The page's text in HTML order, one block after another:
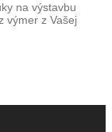
na výstavbu
výmer z Vašej